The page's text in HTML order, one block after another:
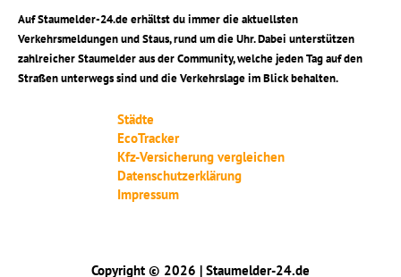
Auf Staumelder-24.de erhältst du immer die aktuellsten
Verkehrsmeldungen und Staus, rund um die Uhr. Dabei unterstützen
zahlreicher Staumelder aus der Community, welche jeden Tag auf den
Straßen unterwegs sind und die Verkehrslage im Blick behalten.
Städte
EcoTracker
Kfz-Versicherung vergleichen
Datenschutzerklärung
Impressum
Copyright © 2026 | Staumelder-24.de